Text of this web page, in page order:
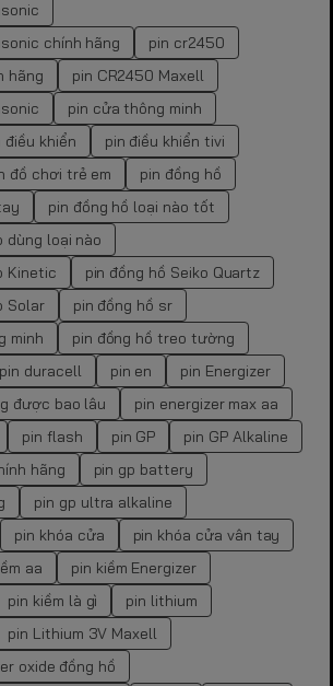
chính hãng
pin cr2450
hãng
pin CR2450 Maxell
pin cửa thông minh
điều khiển
pin điều khiển tivi
đồ chơi trẻ em
pin đồng hồ
pin đồng hồ loại nào tốt
dùng loại nào
Kinetic
pin đồng hồ Seiko Quartz
Solar
pin đồng hồ sr
minh
pin đồng hồ treo tường
pin duracell pin en
pin Energizer
được bao lâu
pin energizer max aa
pin flash pin GP
pin GP Alkaline
hãng
pin gp battery
pin gp ultra alkaline
pin khóa cửa
pin khóa cửa vân tay
aa
pin kiềm Energizer
pin kiềm là gì
pin lithium
pin Lithium 3V Maxell
oxide đồng hồ